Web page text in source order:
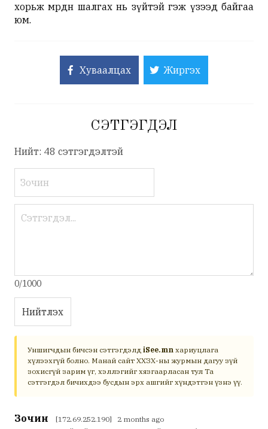
хорьж мөрдөн шалгах нь зүйтэй гэж үзээд байгаа
юм.
Хуваалцах Жиргэх
СЭТГЭГДЭЛ
Нийт: 48 сэтгэгдэлтэй
0/1000
Нийтлэх
Уншигчдын бичсэн сэтгэгдэлд iSee.mn хариуцлага
хүлээхгүй болно. Манай сайт ХХЗХ-ны журмын дагуу зүй
зохисгүй зарим үг, хэллэгийг хязгаарласан тул Та
сэтгэгдэл бичихдээ бусдын эрх ашгийг хүндэтгэн үзнэ үү.
Зочин [172.69.252.190] 2 months ago